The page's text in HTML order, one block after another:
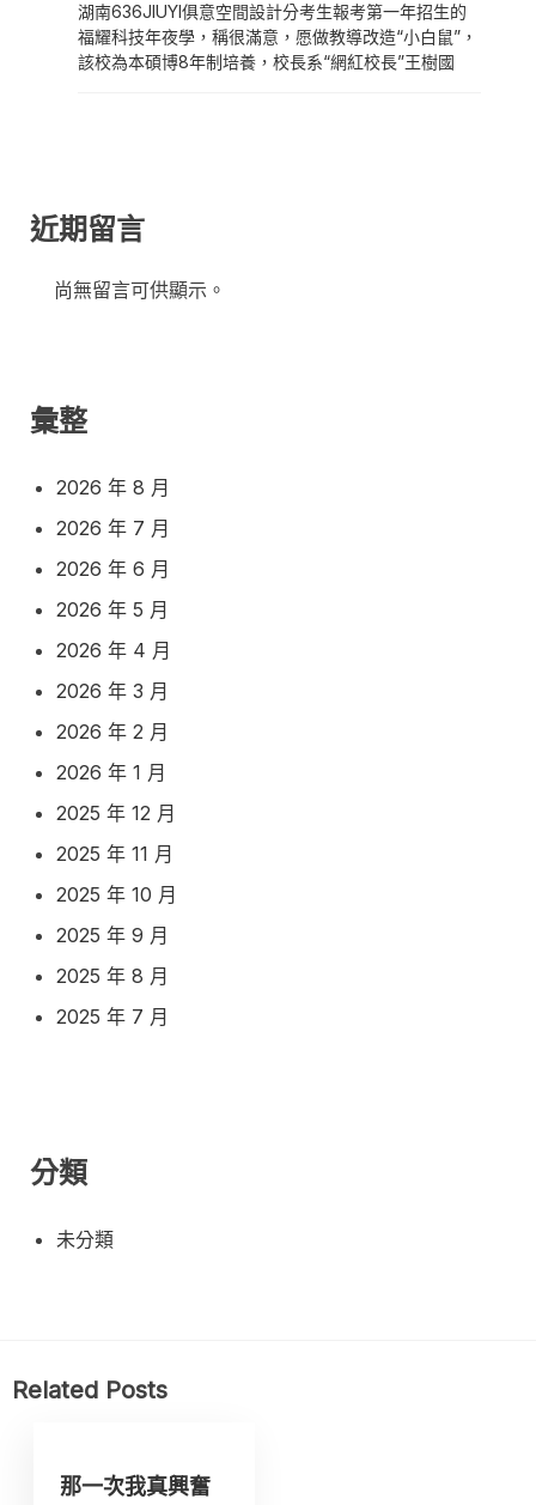
湖南636JIUYI俱意空間設計分考生報考第一年招生的
福耀科技年夜學，稱很滿意，愿做教導改造“小白鼠”，
該校為本碩博8年制培養，校長系“網紅校長”王樹國
近期留言
尚無留言可供顯示。
彙整
2026 年 8 月
2026 年 7 月
2026 年 6 月
2026 年 5 月
2026 年 4 月
2026 年 3 月
2026 年 2 月
2026 年 1 月
2025 年 12 月
2025 年 11 月
2025 年 10 月
2025 年 9 月
2025 年 8 月
2025 年 7 月
分類
未分類
Related Posts
那一次我真興奮